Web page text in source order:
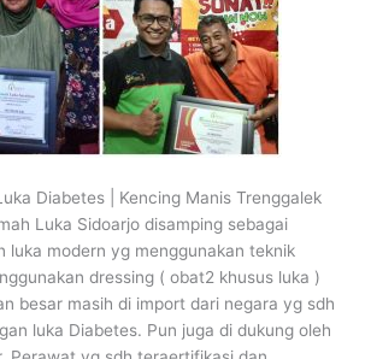
Diabetes | Kencing Manis Trenggalek
Luka Sidoarjo disamping sebagai
luka modern yg menggunakan teknik
dressing ( obat2 khusus luka )
besar masih di import dari negara yg sdh
luka Diabetes. Pun juga di dukung oleh